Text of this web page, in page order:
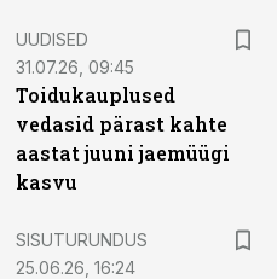
UUDISED
31.07.26, 09:45
Toidukauplused
vedasid pärast kahte
aastat juuni jaemüügi
kasvu
SISUTURUNDUS
25.06.26, 16:24